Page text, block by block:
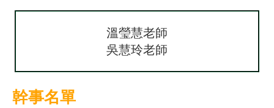
溫瑩慧老師
吳慧玲老師
幹事名單